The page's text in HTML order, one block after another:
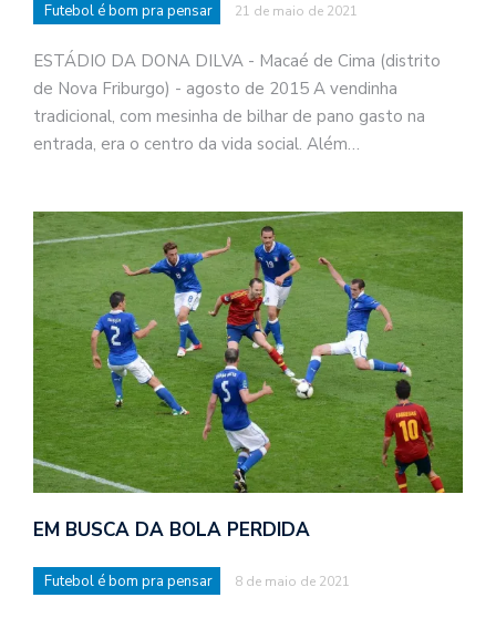
Futebol é bom pra pensar 21 de maio de 2021
ESTÁDIO DA DONA DILVA - Macaé de Cima (distrito
de Nova Friburgo) - agosto de 2015 A vendinha
tradicional, com mesinha de bilhar de pano gasto na
entrada, era o centro da vida social. Além…
EM BUSCA DA BOLA PERDIDA
Futebol é bom pra pensar 8 de maio de 2021